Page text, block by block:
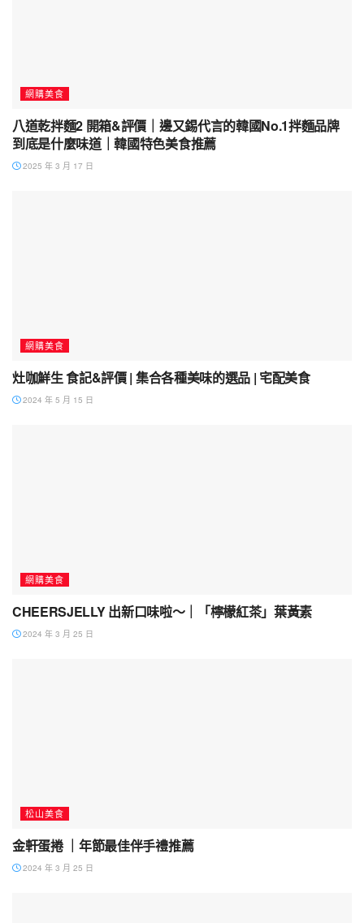
網購美食
八道乾拌麵2 開箱&評價｜邊又錫代言的韓國No.1拌麵品牌
到底是什麼味道｜韓國特色美食推薦
2025 年 3 月 17 日
網購美食
灶咖鮮生 食記&評價 | 集合各種美味的選品 | 宅配美食
2024 年 5 月 15 日
網購美食
CHEERSJELLY 出新口味啦～｜「檸檬紅茶」葉黃素
2024 年 3 月 25 日
松山美食
金軒蛋捲 ｜年節最佳伴手禮推薦
2024 年 3 月 25 日